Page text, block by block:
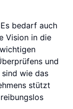
bedarf auch
Vision in die
und
sind wie das
stützt